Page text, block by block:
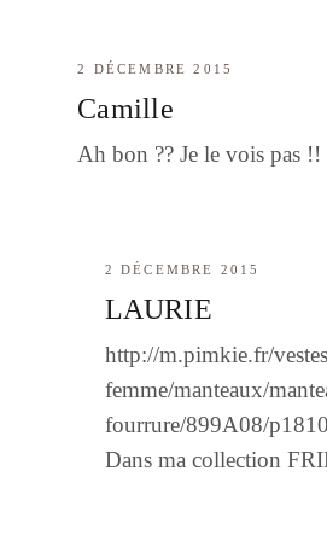
2 DÉCEMBRE 2015
Camille
Ah bon ?? Je le vois pas !!
2 DÉCEMBRE 2015
LAURIE
http://m.pimkie.fr/
femme/manteaux/
fourrure/899A08/
Dans ma collection